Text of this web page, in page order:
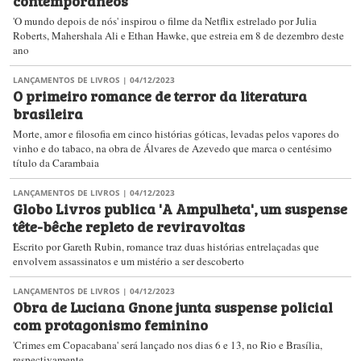
'O mundo depois de nós' inspirou o filme da Netflix estrelado por Julia
Roberts, Mahershala Ali e Ethan Hawke, que estreia em 8 de dezembro deste
ano
LANÇAMENTOS DE LIVROS | 04/12/2023
O primeiro romance de terror da literatura
brasileira
Morte, amor e filosofia em cinco histórias góticas, levadas pelos vapores do
vinho e do tabaco, na obra de Álvares de Azevedo que marca o centésimo
título da Carambaia
LANÇAMENTOS DE LIVROS | 04/12/2023
Globo Livros publica 'A Ampulheta', um suspense
tête-bêche repleto de reviravoltas
Escrito por Gareth Rubin, romance traz duas histórias entrelaçadas que
envolvem assassinatos e um mistério a ser descoberto
LANÇAMENTOS DE LIVROS | 04/12/2023
Obra de Luciana Gnone junta suspense policial
com protagonismo feminino
'Crimes em Copacabana' será lançado nos dias 6 e 13, no Rio e Brasília,